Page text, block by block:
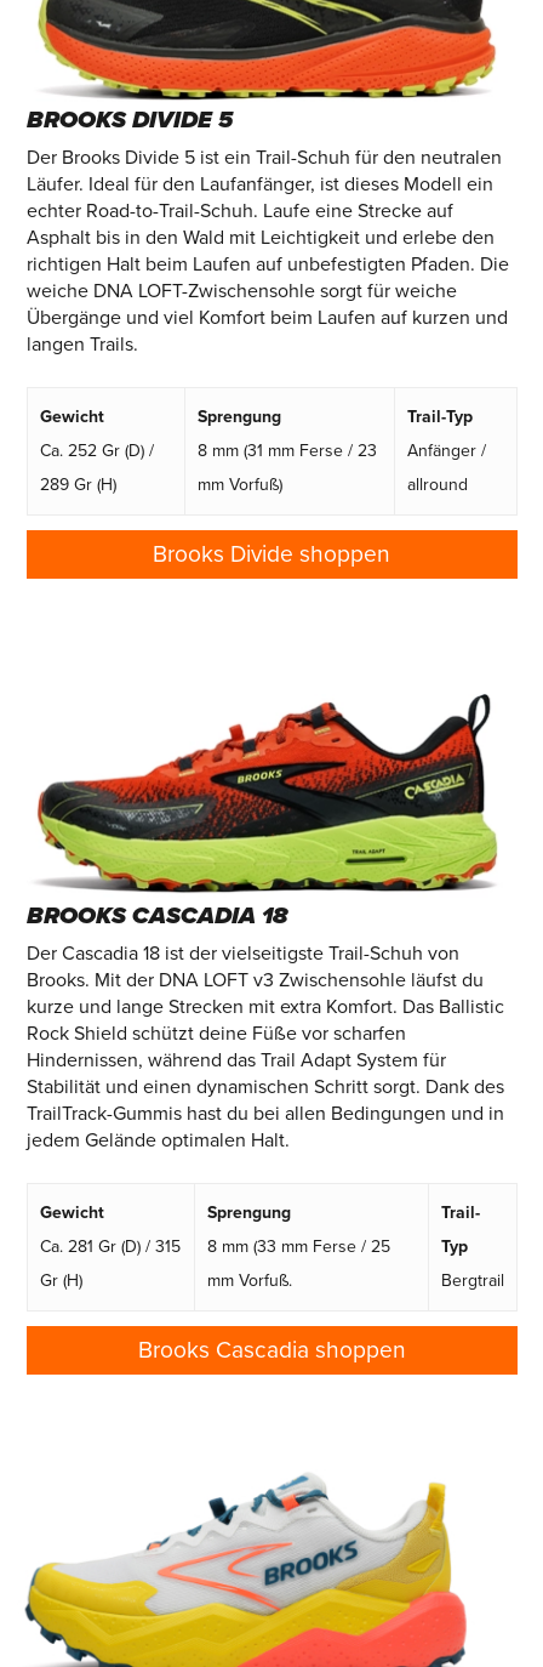
BROOKS DIVIDE 5
Der Brooks Divide 5 ist ein Trail-Schuh für den neutralen
Läufer. Ideal für den Laufanfänger, ist dieses Modell ein
echter Road-to-Trail-Schuh. Laufe eine Strecke auf
Asphalt bis in den Wald mit Leichtigkeit und erlebe den
richtigen Halt beim Laufen auf unbefestigten Pfaden. Die
weiche DNA LOFT-Zwischensohle sorgt für weiche
Übergänge und viel Komfort beim Laufen auf kurzen und
langen Trails.
Gewicht
Ca. 252 Gr (D) /
289 Gr (H)
Sprengung
8 mm (31 mm Ferse / 23
mm Vorfuß)
Trail-Typ
Anfänger /
allround
Brooks Divide shoppen
BROOKS CASCADIA 18
Der Cascadia 18 ist der vielseitigste Trail-Schuh von
Brooks. Mit der DNA LOFT v3 Zwischensohle läufst du
kurze und lange Strecken mit extra Komfort. Das Ballistic
Rock Shield schützt deine Füße vor scharfen
Hindernissen, während das Trail Adapt System für
Stabilität und einen dynamischen Schritt sorgt. Dank des
TrailTrack-Gummis hast du bei allen Bedingungen und in
jedem Gelände optimalen Halt.
Gewicht
Ca. 281 Gr (D) / 315
Gr (H)
Sprengung
8 mm (33 mm Ferse / 25
mm Vorfuß.
Trail-
Typ
Bergtrail
Brooks Cascadia shoppen